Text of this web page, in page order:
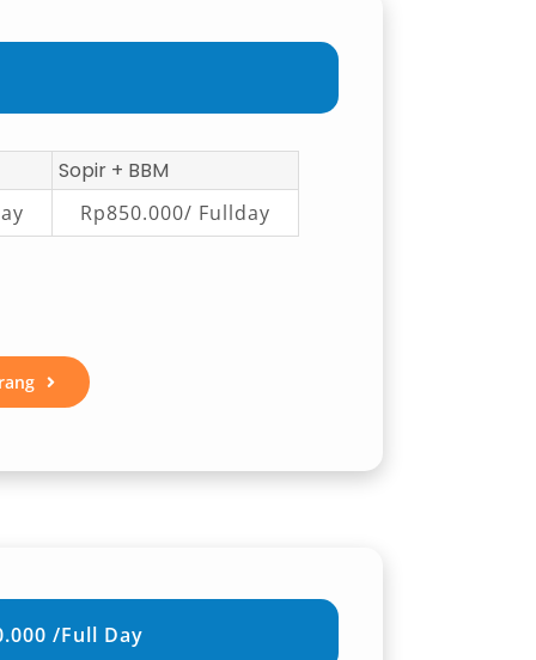
Sopir + BBM
Rp850.000/ Fullday
/Full Day